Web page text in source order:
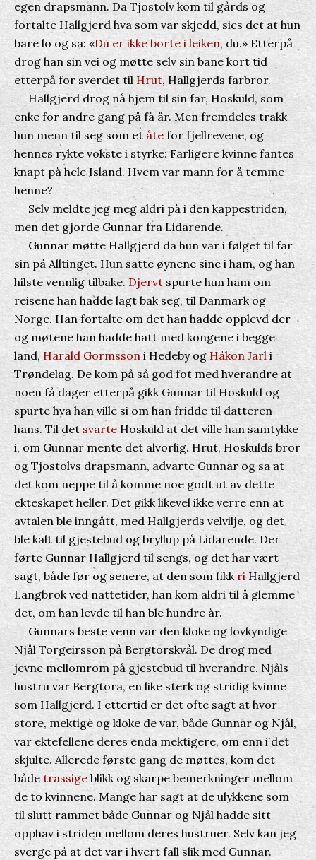
egen drapsmann. Da Tjostolv kom til gårds og
fortalte Hallgjerd hva som var skjedd, sies det at hun
bare lo og sa: «Du er ikke borte i leiken, du.» Etterpå
drog han sin vei og møtte selv sin bane kort tid
etterpå for sverdet til Hrut, Hallgjerds farbror.
Hallgjerd drog nå hjem til sin far, Hoskuld, som
enke for andre gang på få år. Men fremdeles trakk
hun menn til seg som et åte for fjellrevene, og
hennes rykte vokste i styrke: Farligere kvinne fantes
knapt på hele Island. Hvem var mann for å temme
henne?
Selv meldte jeg meg aldri på i den kappestriden,
men det gjorde Gunnar fra Lidarende.
Gunnar møtte Hallgjerd da hun var i følget til far
sin på Alltinget. Hun satte øynene sine i ham, og han
hilste vennlig tilbake. Djervtspurte hun ham om
reisene han hadde lagt bak seg, til Danmark og
Norge. Han fortalte om det han hadde opplevd der
og møtene han hadde hatt med kongene i begge
land, Harald Gormsson i Hedeby og Håkon Jarl i
Trøndelag. De kom på så god fot med hverandre at
noen få dager etterpå gikk Gunnar til Hoskuld og
spurte hva han ville si om han fridde til datteren
hans. Til det svarte Hoskuld at det ville han samtykke
i, om Gunnar mente det alvorlig. Hrut, Hoskulds bror
og Tjostolvs drapsmann, advarte Gunnar og sa at
det kom neppe til å komme noe godt ut av dette
ekteskapet heller. Det gikk likevel ikke verre enn at
avtalen ble inngått, med Hallgjerds velvilje, og det
ble kalt til gjestebud og bryllup på Lidarende. Der
førte Gunnar Hallgjerd til sengs, og det har vært
sagt, både før og senere, at den som fikk ri Hallgjerd
Langbrok ved nattetider, han kom aldri til å glemme
det, om han levde til han ble hundre år.
Gunnars beste venn var den kloke og lovkyndige
Njål Torgeirsson på Bergtorskvål. De drog med
jevne mellomrom på gjestebud til hverandre. Njåls
hustru var Bergtora, en like sterk og stridig kvinne
som Hallgjerd. I ettertid er det ofte sagt at hvor
store, mektige og kloke de var, både Gunnar og Njål,
var ektefellene deres enda mektigere, om enn i det
skjulte. Allerede første gang de møttes, kom det
både trassigeblikk og skarpe bemerkninger mellom
de to kvinnene. Mange har sagt at de ulykkene som
til slutt rammet både Gunnar og Njål hadde sitt
opphav i striden mellom deres hustruer. Selv kan jeg
sverge på at det var i hvert fall slik med Gunnar.